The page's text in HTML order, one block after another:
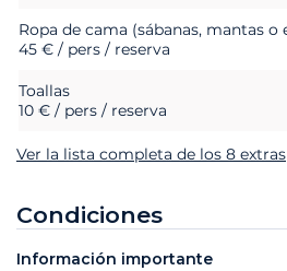
45 € / pers / reserva
Toallas
10 € / pers / reserva
Ver la lista completa de los 8 extras
Condiciones
Información importante